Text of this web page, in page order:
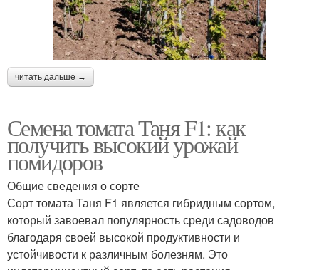
читать дальше →
Семена томата Таня F1: как
получить высокий урожай
помидоров
Общие сведения о сорте
Сорт томата Таня F1 является гибридным сортом,
который завоевал популярность среди садоводов
благодаря своей высокой продуктивности и
устойчивости к различным болезням. Это